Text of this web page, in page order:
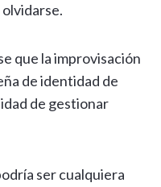
que la improvisación
de identidad de
de gestionar
ser cualquiera